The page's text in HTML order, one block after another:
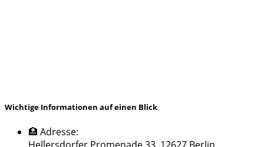
Wichtige Informationen auf einen Blick
🏥 Adresse: